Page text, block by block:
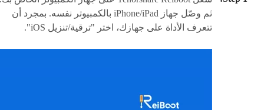
ثم وصّل جهاز iPhone/iPad بالكمبيوتر نفسه. بمجرد أن
تتعرف الأداة على جهازك، اختر "ترقية/تنزيل iOS".